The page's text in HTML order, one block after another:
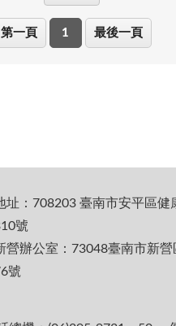
第一頁 1 最後一頁
址：708203 臺南市安平區健
號
營辦公室：73048臺南市新營
號